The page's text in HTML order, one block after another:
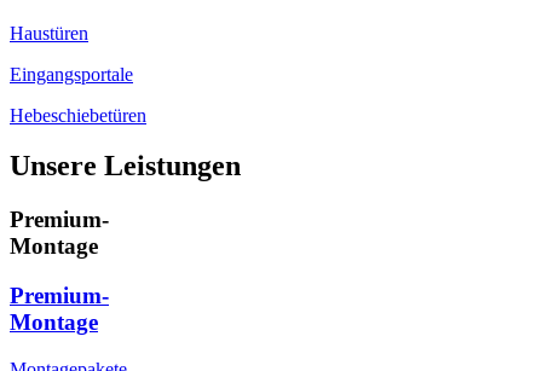
Haustüren
Eingangsportale
Hebeschiebetüren
Unsere Leistungen
Premium-
Montage
Premium-
Montage